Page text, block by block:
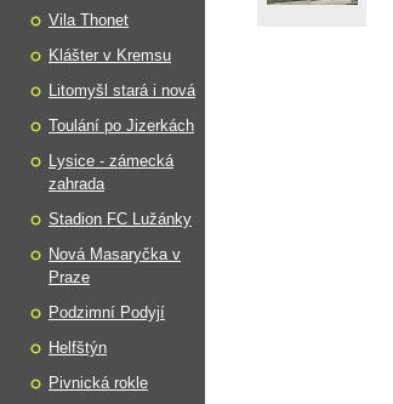
Vila Thonet
Klášter v Kremsu
Litomyšl stará i nová
Toulání po Jizerkách
Lysice - zámecká
zahrada
Stadion FC Lužánky
Nová Masaryčka v
Praze
Podzimní Podyjí
Helfštýn
Pivnická rokle